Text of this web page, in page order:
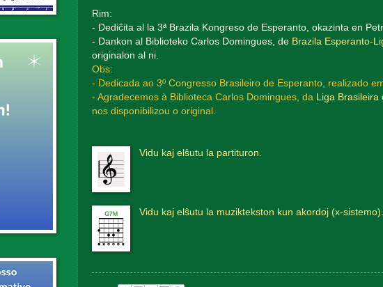
Rim:
- Dediĉita al la 3ª Brazila Kongreso de Esperanto, okazinta en
- Dankon al Biblioteko Carlos Domingues, de Brazila Esperanto-
originalon al ni.
Obs:
- Dedicada ao 3º Congresso Brasileiro de Esperanto, realizado
- Agradecemos à Biblioteca Carlos Domingues, da
Liga
nos disponibilizou o original.
Vidu kaj elŝutu la partituron.
Vidu kaj elŝutu la muziktekston kun akordoj (x-sistemo).